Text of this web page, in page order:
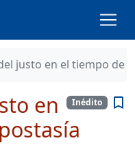
justo en el tiempo de
Inédito bookmark_border
en